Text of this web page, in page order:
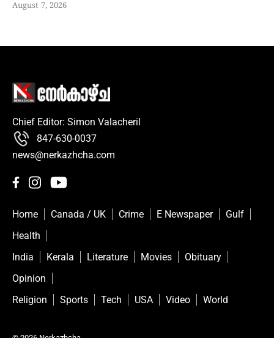
August 7, 2026
Chief Editor: Simon Valacheril
847-630-0037
news@nerkazhcha.com
Home Canada / UK Crime E Newspaper
Gulf
Health
India
Kerala Literature Movies
Obituary
Opinion
Religion
Sports Tech USA Video World